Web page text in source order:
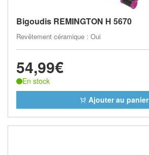
Bigoudis REMINGTON H 5670
Revêtement céramique : Oui
54,99€
En stock
Ajouter au panier